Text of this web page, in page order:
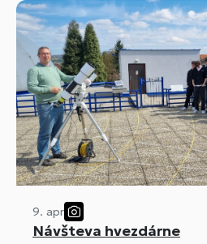
9. apr
Návšteva hvezdárne